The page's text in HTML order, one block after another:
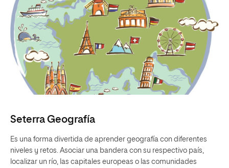
Seterra Geografía
Es una forma divertida de aprender geografía con diferentes
niveles y retos. Asociar una bandera con su respectivo país,
localizar un río, las capitales europeas o las comunidades